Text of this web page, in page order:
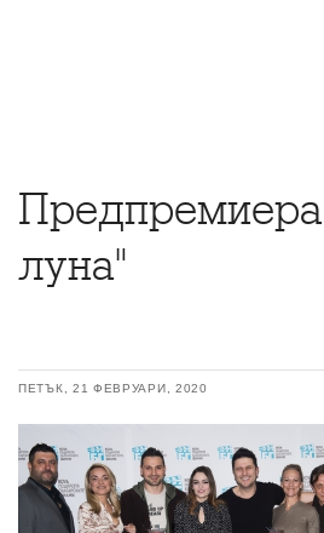
луна"
ПЕТЪК, 21 ФЕВРУАРИ, 2020